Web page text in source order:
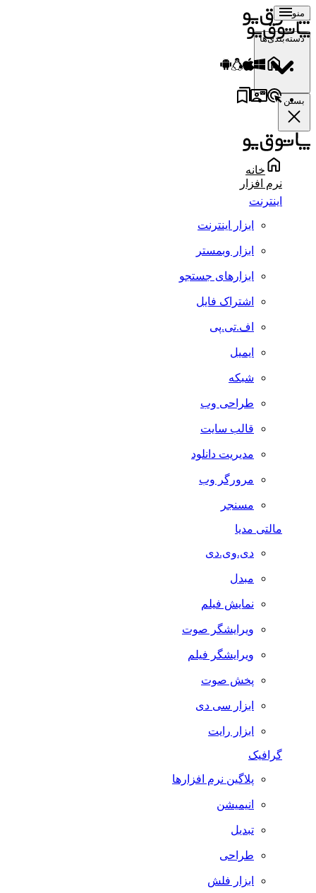
منو
دسته‌بندی‌ها
بستن
خانه
نرم افزار
اینترنت
ابزار اینترنت
ابزار وبمستر
ابزارهای جستجو
اشتراک فایل
اف.تی.پی
ایمیل
شبکه
طراحی وب
قالب سایت
مدیریت دانلود
مرورگر وب
مسنجر
مالتی مدیا
دی.وی.دی
مبدل
نمایش فیلم
ویرایشگر صوت
ویرایشگر فیلم
پخش صوت
ابزار سی دی
ابزار رایت
گرافیک
پلاگین نرم افزارها
انیمیشن
تبدیل
طراحی
ابزار فلش